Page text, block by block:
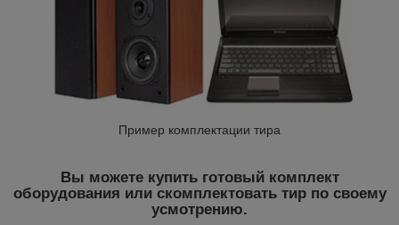
Пример комплектации тира
Вы можете купить готовый комплект
оборудования или скомплектовать тир по своему
усмотрению.